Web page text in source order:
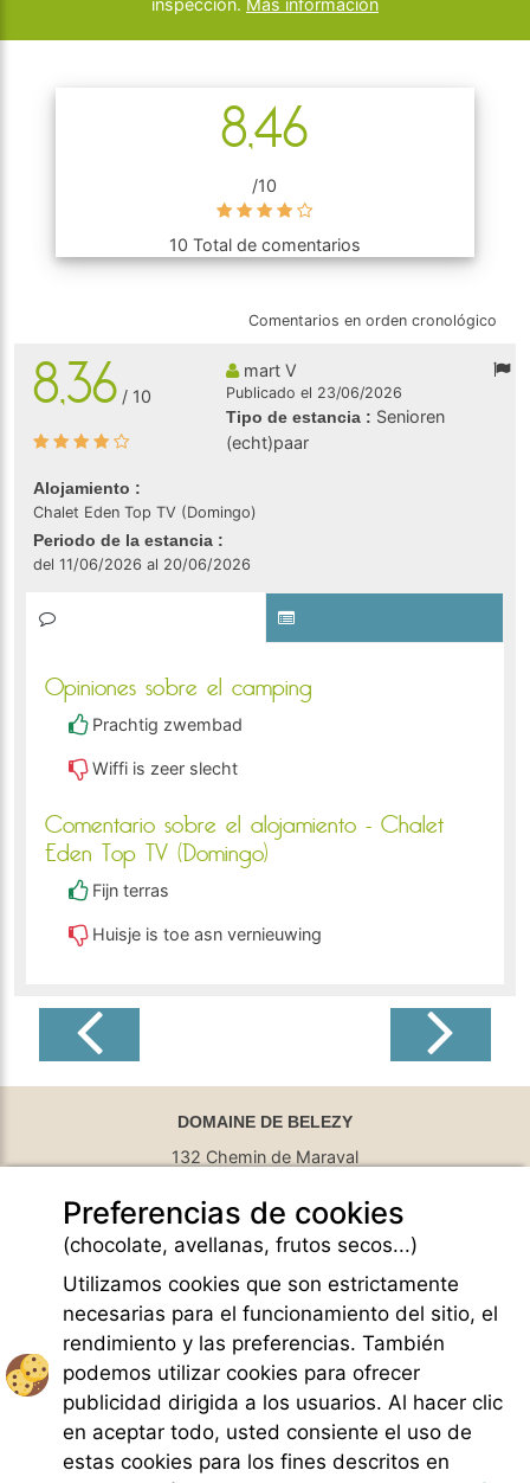
inspección. Más información
8,46
/10
10 Total de comentarios
Comentarios en orden cronológico
8,36 / 10
mart V
Publicado el 23/06/2026
Tipo de estancia : Senioren
(echt)paar
Alojamiento :
Chalet Eden Top TV (Domingo)
Periodo de la estancia :
del 11/06/2026 al 20/06/2026
Opiniones sobre el camping
Prachtig zwembad
Wiffi is zeer slecht
Comentario sobre el alojamiento - Chalet
Eden Top TV (Domingo)
Fijn terras
Huisje is toe asn vernieuwing
DOMAINE DE BELEZY
132 Chemin de Maraval
GPS Latitude : 44.130661010742187
GPS Longitude : 5.1876931190490723
E-mail :belezy@libranoo.com
Tél : +33(0)4 90 65 60 18
Newsletter France 4 Naturisme
Hacer una pregunta
Charte of naturist living
Menciones legales
Condiciones generales de Venta
Creditos fotos
Preferencias de cookies
(chocolate, avellanas, frutos secos...)
Utilizamos cookies que son estrictamente
necesarias para el funcionamiento del sitio, el
rendimiento y las preferencias. También
podemos utilizar cookies para ofrecer
publicidad dirigida a los usuarios. Al hacer clic
en aceptar todo, usted consiente el uso de
estas cookies para los fines descritos en